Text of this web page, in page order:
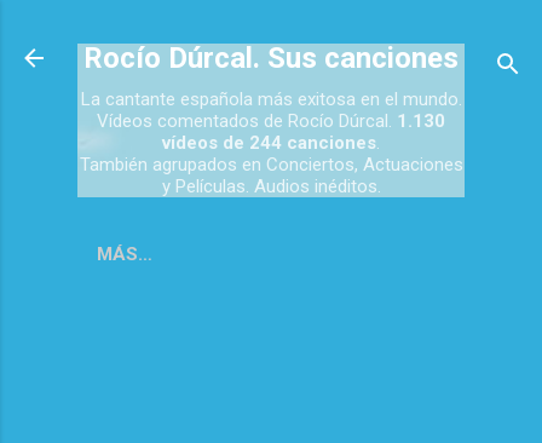
Rocío Dúrcal. Sus canciones
La cantante española más exitosa en el mundo.
Vídeos comentados de Rocío Dúrcal. 1.130
vídeos de 244 canciones.
También agrupados en Conciertos, Actuaciones
y Películas. Audios inéditos.
MÁS…